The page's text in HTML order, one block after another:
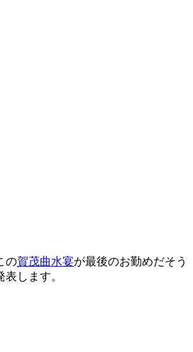
の賀茂曲水宴が最後のお勤めだそう
します。